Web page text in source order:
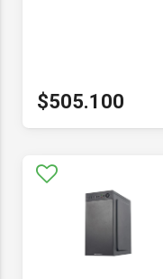
$505.100